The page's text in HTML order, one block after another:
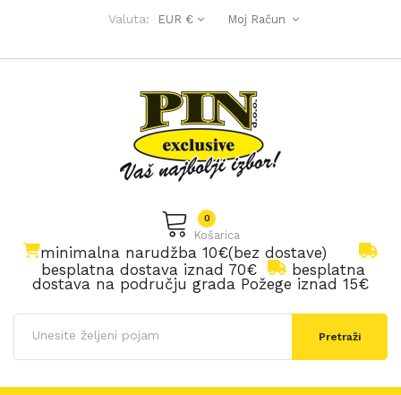
Valuta: EUR € Moj Račun
Košarica
0
minimalna narudžba 10€(bez dostave)
besplatna dostava iznad 70€
besplatna
dostava na području grada Požege iznad 15€
Pretraži